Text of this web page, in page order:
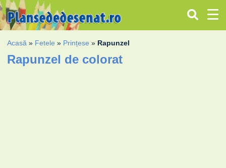
Acasă » Fetele » Prințese » Rapunzel
Rapunzel de colorat